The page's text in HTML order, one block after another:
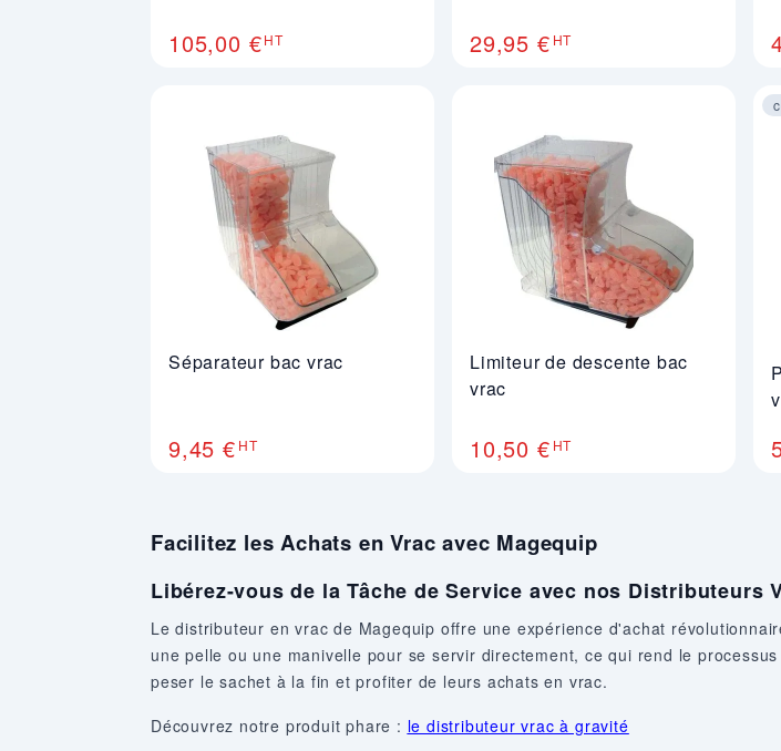
105,00 €HT 29,95 € HT
Séparateur bac vrac
9,45 € HT
Limiteur de descente bac
vrac
10,50 € HT
Facilitez les Achats en Vrac avec Magequip
Libérez-vous de la Tâche de Service avec nos Distributeurs
Le distributeur en vrac de Magequip offre une expérience d'achat
une pelle ou une manivelle pour se servir directement, ce qui rend le
peser le sachet à la fin et profiter de leurs achats en vrac.
Découvrez notre produit phare : le distributeur vrac à gravité